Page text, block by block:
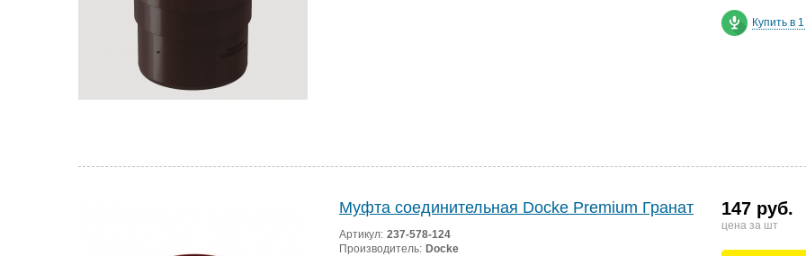
Купить в 1
Муфта соединительная Docke Premium Гранат
Артикул: 237-578-124
Производитель: Docke
147 руб.
цена за шт